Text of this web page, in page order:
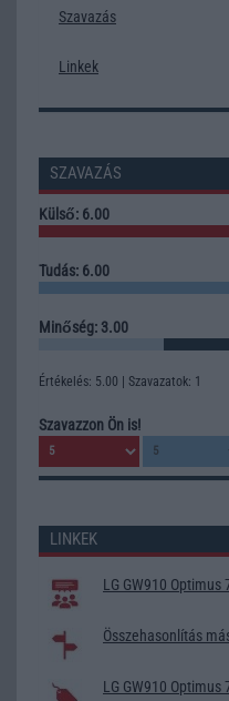
Szavazás
Linkek
SZAVAZÁS
Külső: 6.00
Tudás: 6.00
Minőség: 3.00
Értékelés: 5.00 | Szavazatok: 1
Szavazzon Ön is!
LINKEK
LG GW910
Összehasonlítás
LG GW910 Optimus